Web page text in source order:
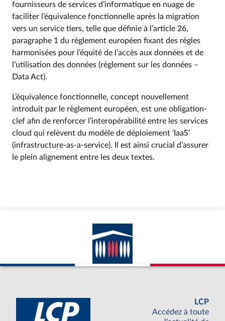
fournisseurs de services d’informatique en nuage de
faciliter l’équivalence fonctionnelle après la migration
vers un service tiers, telle que définie à l’article 26,
paragraphe 1 du règlement européen fixant des règles
harmonisées pour l’équité de l’accès aux données et de
l’utilisation des données (règlement sur les données –
Data Act).
L’équivalence fonctionnelle, concept nouvellement
introduit par le règlement européen, est une obligation-
clef afin de renforcer l’interopérabilité entre les services
cloud qui relèvent du modèle de déploiement ‘IaaS’
(infrastructure-as-a-service). Il est ainsi crucial d’assurer
le plein alignement entre les deux textes.
LCP
Accédez à toute